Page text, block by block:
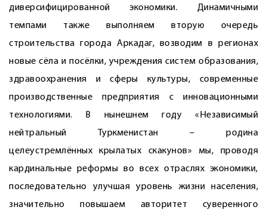
диверсифицированной экономики. Динамичными
темпами также выполняем вторую очередь
строительства города Аркадаг, возводим в регионах
новые сёла и посёлки, учреждения систем образования,
здравоохранения и сферы культуры, современные
производственные предприятия с инновационными
технологиями. В нынешнем году «Независимый
нейтральный Туркменистан – родина
целеустремлённых крылатых скакунов» мы, проводя
кардинальные реформы во всех отраслях экономики,
последовательно улучшая уровень жизни населения,
значительно повышаем авторитет суверенного